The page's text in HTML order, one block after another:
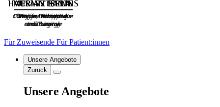
Für Zuweisende Für Patient:innen
Unsere Angebote
Zurück
Unsere Angebote